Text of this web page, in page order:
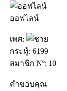
ออฟไลน์
เพศ:
กระทู้: 6199
สมาชิก Nº: 10
คำขอบคุณ